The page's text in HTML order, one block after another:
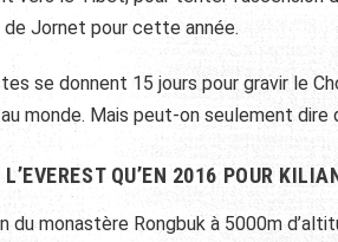
de Jornet pour cette année.
se donnent 15 jours pour gravir le
monde. Mais peut-on seulement dire
QU’EN 2016 POUR
monastère Rongbuk à 5000m